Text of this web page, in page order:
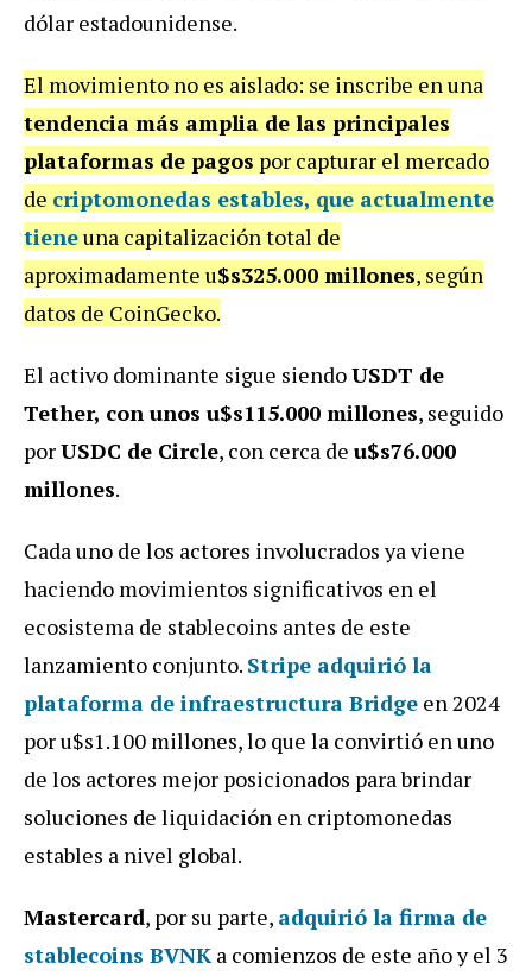
dólar estadounidense.
El movimiento no es aislado: se inscribe en una
tendencia más amplia de las principales
plataformas de pagos por capturar el mercado
de criptomonedas estables, que actualmente
tieneuna capitalización total de
aproximadamente u$s325.000 millones, según
datos de CoinGecko.
El activo dominante sigue siendoUSDT de
Tether, con unos u$s115.000 millones, seguido
porUSDC de Circle, con cerca de u$s76.000
millones.
Cada uno de los actores involucrados ya viene
haciendo movimientos significativos en el
ecosistema de stablecoins antes de este
lanzamiento conjunto. Stripe adquirió la
plataforma de infraestructura Bridge en 2024
por u$s1.100 millones, lo que la convirtió en uno
de los actores mejor posicionados para brindar
soluciones de liquidación en criptomonedas
estables a nivel global.
Mastercard, por su parte, adquirió la firma de
stablecoins BVNK a comienzos de este año y el 3